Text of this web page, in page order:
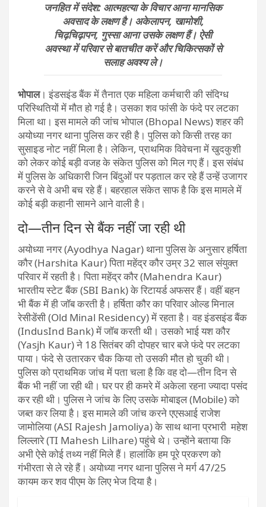
जनहित में संदेश: आत्महत्या के विचार आना मानसिक
अवसाद के लक्षण है। अकेलापन, खामोशी,
चिढ़चिढ़ापन, गुस्सा आना उसके लक्षण हैं। ऐसी
अवस्था में परिवार से बातचीत करें और चिकित्सकों से
सलाह अवश्य ले।
भोपाल। इंडसइंड बैंक में तैनात एक महिला कर्मचारी की संदिग्ध
परिस्थितियों में मौत हो गई है। उसका शव फांसी के फंदे पर लटका
मिला था। इस मामले की जांच भोपाल (Bhopal News) शहर की
अयोध्या नगर थाना पुलिस कर रही है। पुलिस को किसी तरह का
सुसाइड नोट नहीं मिला है। लेकिन, प्राथमिक विवेचना में खुदकुशी
को लेकर कोई बड़ी वजह के संकेत पुलिस को मिल गए हैं। इस संबंध
में पुलिस के अधिकारी जिन बिंदुओं पर पड़ताल कर रहे हैं उन्हें उजागर
करने से वे अभी बच रहे हैं। बहरहाल संकेत साफ है कि इस मामले में
कोई बड़ी कहानी सामने आने वाली है।
दो—तीन दिन से बैंक नहीं जा रही थी
अयोध्या नगर (Ayodhya Nagar) थाना पुलिस के अनुसार हर्षिता
कौर (Harshita Kaur) पिता महेंद्र कौर उम्र 32 साल संयुक्त
परिवार में रहती है। पिता महेंद्र कौर (Mahendra Kaur)
भारतीय स्टेट बैंक (SBI Bank) के रिटायर्ड अफसर हैं। वहीं बहन
भी बैंक में ही जॉब करती है। हर्षिता कौर का परिवार ओल्ड मिनाल
रेसीडेंसी (Old Minal Residency) में रहता है। वह इंडसइंड बैंक
(IndusInd Bank) में जॉब करती थी। उसको भाई यश कौर
(Yasjh Kaur) ने 18 सितंबर की दोपहर चार बजे फंदे पर लटका
पाया। फंदे से उतारकर चैक किया तो उसकी मौत हो चुकी थी।
पुलिस को प्राथमिक जांच में पता चला है कि वह दो—तीन दिन से
बैंक भी नहीं जा रही थी। घर पर ही कमरे में अकेला रहना ज्यादा पसंद
कर रही थी। पुलिस ने जांच के लिए उसके मोबाइल (Mobile) को
जब्त कर लिया है। इस मामले की जांच करने एएसआई राजेश
जामोलिया (ASI Rajesh Jamoliya) के साथ थाना प्रभारी महेश
लिल्लारे (TI Mahesh Lilhare) पहुंचे थे। उन्होंने बताया कि
अभी ऐसे कोई तथ्य नहीं मिले हैं। हालांकि हम पूरे प्रकरण को
गंभीरता से ले रहे हैं। अयोध्या नगर थाना पुलिस ने मर्ग 47/25
कायम कर शव पीएम के लिए भेज दिया है।